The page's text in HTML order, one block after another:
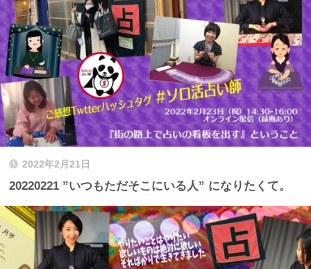
2022年2月21日
20220221 ”いつもただそこにいる人” になりたくて。